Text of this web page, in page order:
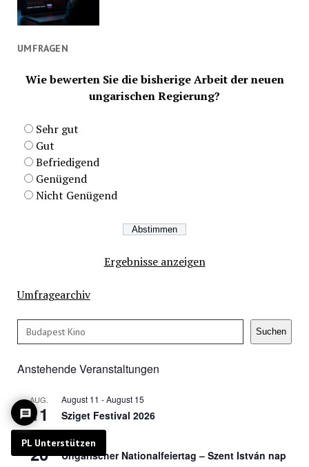
UMFRAGEN
Wie bewerten Sie die bisherige Arbeit der neuen
ungarischen Regierung?
Sehr gut
Gut
Befriedigend
Genügend
Nicht Genügend
Ergebnisse anzeigen
Umfragearchiv
Suchen Suchen
Anstehende Veranstaltungen
AUG.
11
August 11 -August 15
Sziget Festival 2026
AUG.
20
Ganztägig
Ungarischer Nationalfeiertag – Szent István nap
PL Unterstützen